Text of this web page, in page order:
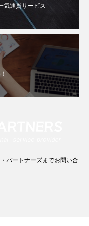
気通貫サービス
パートナーズまでお問い合